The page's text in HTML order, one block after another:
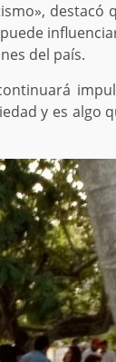
destacó
del país.
y es algo